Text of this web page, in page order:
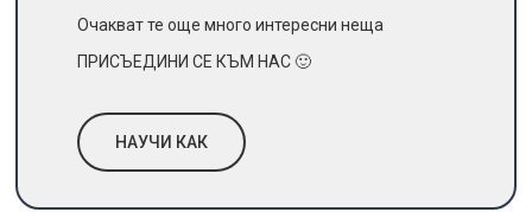
Очакват те още много интересни неща
ПРИСЪЕДИНИ СЕ КЪМ НАС 🙂
НАУЧИ КАК